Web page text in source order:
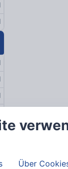
Über